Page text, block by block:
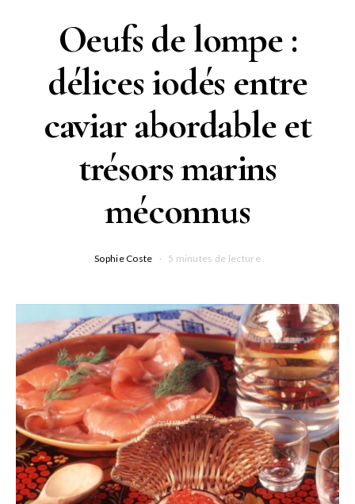
Oeufs de lompe :
délices iodés entre
caviar abordable et
trésors marins
méconnus
Sophie Coste 5 minutes de lecture